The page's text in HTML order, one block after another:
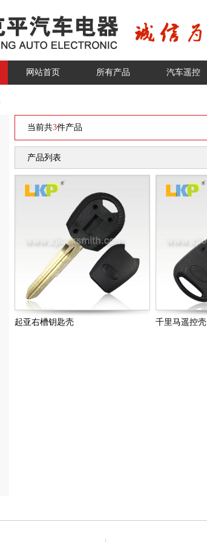
网站首页 所有产品 汽车遥控
当前共3件产品
产品列表
起亚右槽钥匙壳 千里马遥控壳